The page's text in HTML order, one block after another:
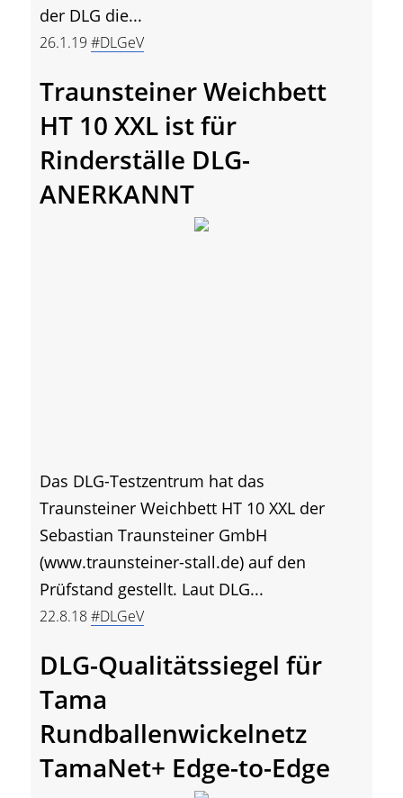
der DLG die...
26.1.19 #DLGeV
Traunsteiner Weichbett
HT 10 XXL ist für
Rinderställe DLG-
ANERKANNT
Das DLG-Testzentrum hat das
Traunsteiner Weichbett HT 10 XXL der
Sebastian Traunsteiner GmbH
(www.traunsteiner-stall.de) auf den
Prüfstand gestellt. Laut DLG...
22.8.18#DLGeV
DLG-Qualitätssiegel für
Tama
Rundballenwickelnetz
TamaNet+ Edge-to-Edge